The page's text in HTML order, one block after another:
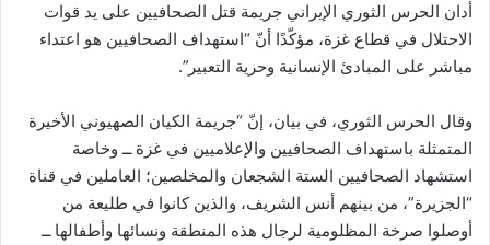
أدان الحرس الثوري الإيراني جريمة قتل الصحافيين على يد قوات
الاحتلال في قطاع غزة، مؤكّدًا أنّ “استهداف الصحافيين هو اعتداء
مباشر على المبادئ الإنسانية وحرية التعبير”.
وقال الحرس الثوري، في بيان، إنّ “جريمة الكيان الصهيوني الأخيرة
المتمثلة باستهداف الصحافيين والإعلاميين في غزة ــ وخاصة
استشهاد الصحافيين الستة الشجعان والمخلصين؛ العاملين في قناة
“الجزيرة”، من بينهم أنس الشريف، والذين كانوا في طليعة من
أوصلوا صرخة المظلومیة لرجال هذه المنطقة ونسائها وأطفالها ــ